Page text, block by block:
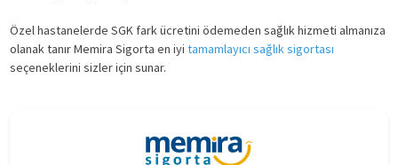
Özel hastanelerde SGK fark ücretini ödemeden sağlık hizmeti almanıza
olanak tanır Memira Sigorta en iyi tamamlayıcı sağlık sigortası
seçeneklerini sizler için sunar.